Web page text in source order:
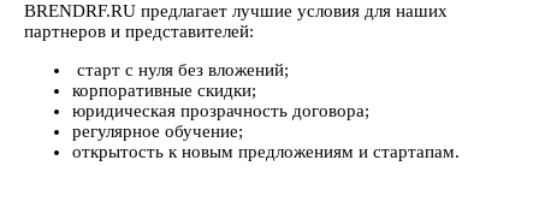
BRENDRF.RU предлагает лучшие условия для наших
партнеров и представителей:
старт с нуля без вложений;
корпоративные скидки;
юридическая прозрачность договора;
регулярное обучение;
открытость к новым предложениям и стартапам.